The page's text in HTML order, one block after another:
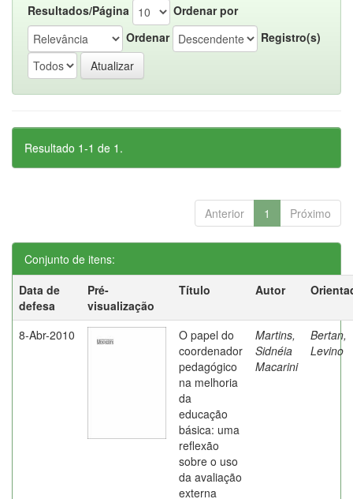
Resultados/Página
Ordenar por
Ordenar
Registro(s)
Resultado 1-1 de 1.
Anterior 1 Próximo
Conjunto de itens:
Data de
defesa
Pré-
visualização
Título Autor
8-Abr-2010
O papel do
coordenador
pedagógico
na melhoria
da
educação
básica: uma
reflexão
sobre o uso
da avaliação
externa
Martins,
Sidnéia
Macarini
Bertan,
Levino